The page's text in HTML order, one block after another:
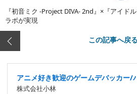
『初音ミク -Project DIVA- 2nd』×『アイド
ラボが実現
この記事へ戻る
アニメ好き歓迎のゲームデバッカー/
株式会社小林